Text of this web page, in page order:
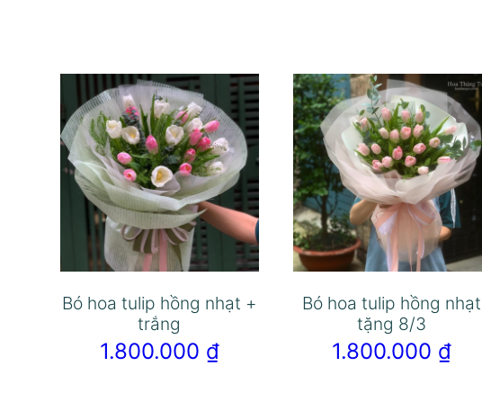
Bó hoa tulip hồng nhạt +
trắng
1.800.000 ₫
Bó hoa tulip hồng nhạt
tặng 8/3
1.800.000 ₫